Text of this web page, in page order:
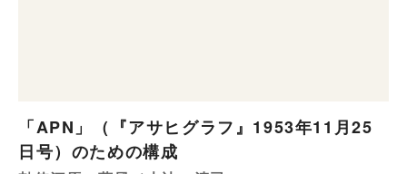
「APN」（『アサヒグラフ』1953年11月25
日号）のための構成